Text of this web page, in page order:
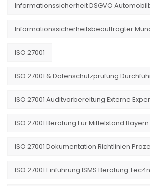
Informationssicherheit DSGVO
Informationssicherheitsbeauftragter
ISO 27001
ISO 27001 & Datenschutzprüfung
ISO 27001 Auditvorbereitung Externe
ISO 27001 Beratung Für Mittelstand Bayern
ISO 27001 Dokumentation Richtlinien
ISO 27001 Einführung ISMS Beratung